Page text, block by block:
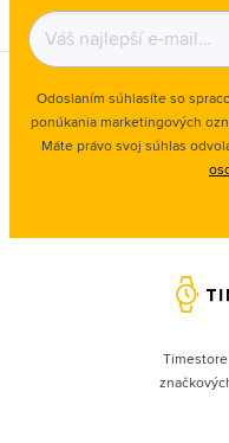
Odoslaním súhlasíte so
ponúkania marketingových
Máte právo svoj súhlas